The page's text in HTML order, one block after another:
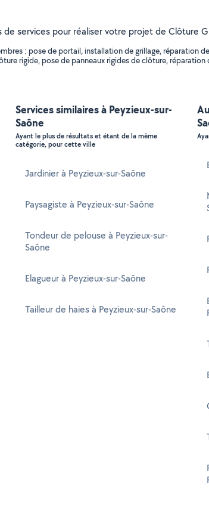
services pour réaliser votre projet de Clôture
: pose de portail, installation de grillage,
rigide, pose de panneaux rigides de clôture, réparation
Services similaires à Peyzieux-sur-
Saône
Ayant le plus de résultats et étant de la même
catégorie, pour cette ville
Jardinier à Peyzieux-sur-Saône
Paysagiste à Peyzieux-sur-Saône
Tondeur de pelouse à Peyzieux-sur-
Saône
Elagueur à Peyzieux-sur-Saône
Tailleur de haies à Peyzieux-sur-Saône